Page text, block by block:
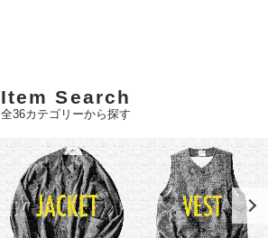
Item Search
全36カテゴリーから探す